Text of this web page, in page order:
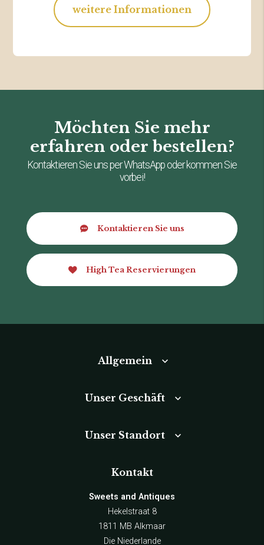
weitere Informationen
Möchten Sie mehr
erfahren oder bestellen?
Kontaktieren Sie uns per WhatsApp oder kommen Sie
vorbei!
Kontaktieren Sie uns
High Tea Reservierungen
Allgemein
Unser Geschäft
Unser Standort
Kontakt
Sweets and Antiques
Hekelstraat 8
1811 MB Alkmaar
Die Niederlande